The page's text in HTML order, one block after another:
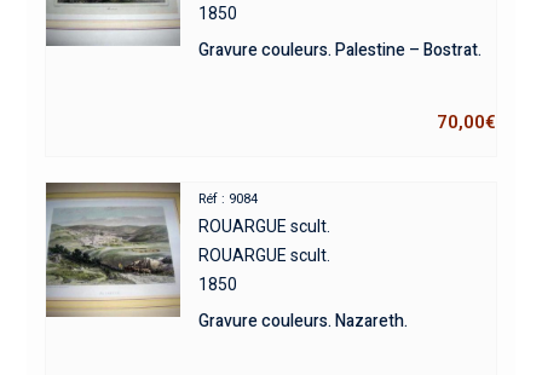
1850
Gravure couleurs. Palestine – Bostrat.
70,00€
Réf : 9084
ROUARGUE scult.
ROUARGUE scult.
1850
Gravure couleurs. Nazareth.